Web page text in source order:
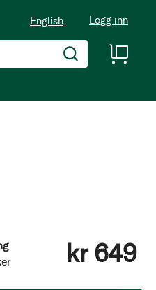
English Logg inn
kr 649